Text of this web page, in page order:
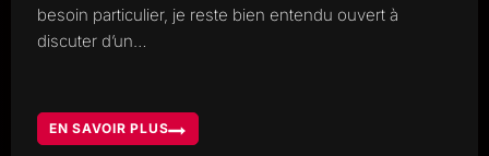
besoin particulier, je reste bien entendu ouvert à
discuter d’un…
EN SAVOIR PLUS
COMMENT
FONCTIONNE